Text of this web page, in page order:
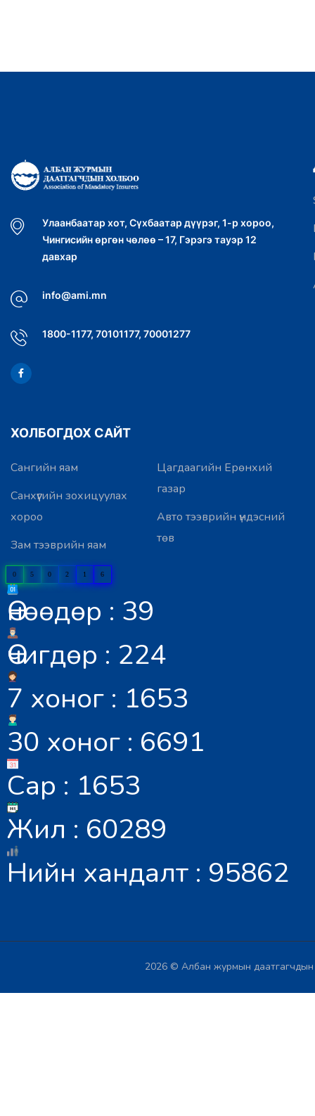
Улаанбаатар хот, Сүхбаатар дүүрэг, 1-р хороо,
Чингисийн өргөн чөлөө – 17, Гэрэгэ тауэр 12
давхар
info@ami.mn
1800-1177, 70101177, 70001277
ХОЛБОГДОХ САЙТ
Сангийн яам
Санхүүгийн зохицуулах
хороо
Зам тээврийн яам
Цагдаагийн Ерөнхий
газар
Авто тээврийн үндэсний
төв
0 5 0 2 1 6
Өнөөдөр : 39
Өчигдөр : 224
7 хоног : 1653
30 хоног : 6691
Сар : 1653
Жил : 60289
Нийн хандалт : 95862
2026 © Албан журмын даатгагчдын